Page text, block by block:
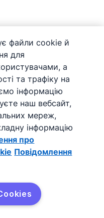
файлів cookie
продажів.
файли cookie й
для
а
та трафіку на
інформацію
наш вебсайт,
мереж,
інформацію
про
Повідомлення